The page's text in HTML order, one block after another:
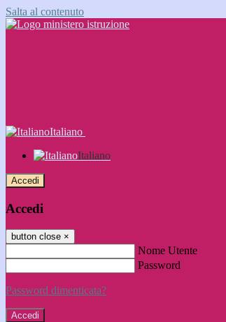
Salta al contenuto
Italiano
Italiano
Accedi
Accedi
button close ×
Nome Utente
Password
Password dimenticata?